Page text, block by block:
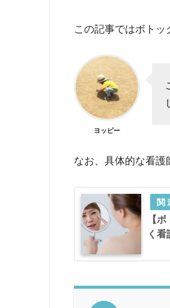
この記事ではボトッ
ヨッピー
なお、具体的な看護
【
く